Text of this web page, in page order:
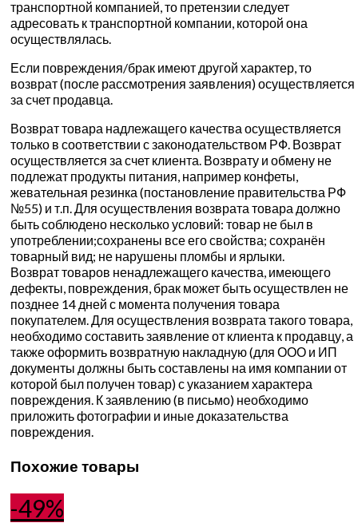
транспортной компанией, то претензии следует
адресовать к транспортной компании, которой она
осуществлялась.
Если повреждения/брак имеют другой характер, то
возврат (после рассмотрения заявления) осуществляется
за счет продавца.
Возврат товара надлежащего качества осуществляется
только в соответствии с законодательством РФ. Возврат
осуществляется за счет клиента. Возврату и обмену не
подлежат продукты питания, например конфеты,
жевательная резинка (постановление правительства РФ
№55) и т.п. Для осуществления возврата товара должно
быть соблюдено несколько условий: товар не был в
употреблении;сохранены все его свойства; сохранён
товарный вид; не нарушены пломбы и ярлыки.
Возврат товаров ненадлежащего качества, имеющего
дефекты, повреждения, брак может быть осуществлен не
позднее 14 дней с момента получения товара
покупателем. Для осуществления возврата такого товара,
необходимо составить заявление от клиента к продавцу, а
также оформить возвратную накладную (для ООО и ИП
документы должны быть составлены на имя компании от
которой был получен товар) с указанием характера
повреждения. К заявлению (в письмо) необходимо
приложить фотографии и иные доказательства
повреждения.
Похожие товары
-49%